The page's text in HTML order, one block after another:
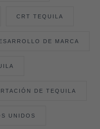
CRT TEQUILA
DE MARCA
DE TEQUILA
UNIDOS